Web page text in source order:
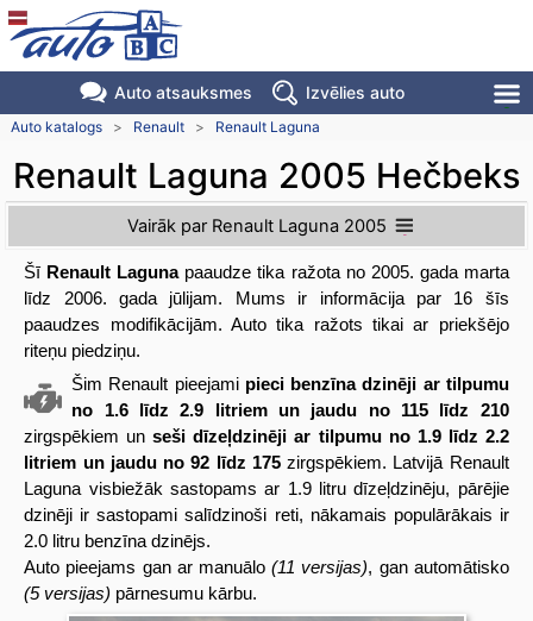
Auto atsauksmes Izvēlies auto
Auto katalogs > Renault > Renault Laguna
Renault Laguna 2005 Hečbeks
Vairāk par Renault Laguna 2005
Šī Renault Lagunapaaudze tika ražota no 2005. gada marta
līdz 2006. gada jūlijam. Mums ir informācija par 16 šīs
paaudzes modifikācijām. Auto tika ražots tikai ar priekšējo
riteņu piedziņu.
Šim Renault pieejami pieci benzīna dzinēji ar tilpumu
no 1.6 līdz 2.9 litriem un jaudu no 115 līdz 210
zirgspēkiem unseši dīzeļdzinēji ar tilpumu no 1.9 līdz 2.2
litriem un jaudu no 92 līdz 175zirgspēkiem. Latvijā Renault
Laguna visbiežāk sastopams ar 1.9 litru dīzeļdzinēju, pārējie
dzinēji ir sastopami salīdzinoši reti, nākamais populārākais ir
2.0 litru benzīna dzinējs.
Auto pieejams gan ar manuālo(11 versijas), gan automātisko
(5 versijas) pārnesumu kārbu.